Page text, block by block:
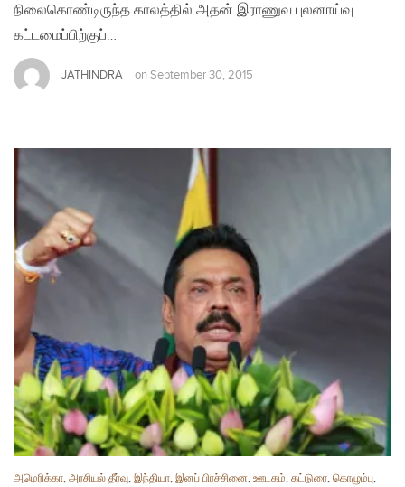
நிலைகொண்டிருந்த காலத்தில் அதன் இராணுவ புலனாய்வு
கட்டமைப்பிற்குப்…
JATHINDRA on September 30, 2015
அமெரிக்கா, அரசியல் தீர்வு, இந்தியா, இனப் பிரச்சினை, ஊடகம், கட்டுரை, கொழும்பு,